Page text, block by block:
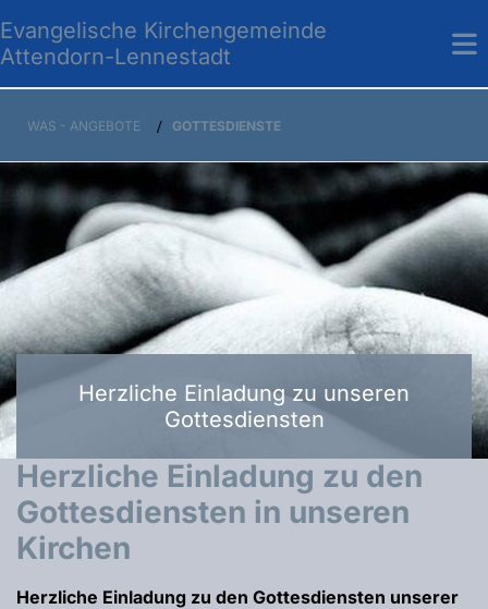
Evangelische Kirchengemeinde
Attendorn-Lennestadt
WAS - ANGEBOTE / GOTTESDIENSTE
Herzliche Einladung zu unseren
Gottesdiensten
Herzliche Einladung zu den
Gottesdiensten in unseren
Kirchen
Herzliche Einladung zu den Gottesdiensten unserer